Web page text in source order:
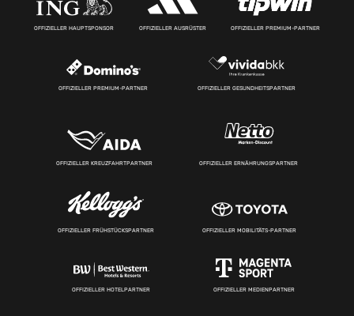
OFFIZIELLER HAUPTSPONSOR OFFIZIELLER AUSRÜSTER OFFIZIELLER PREMIUM-PARTNER
OFFIZIELLER PREMIUM-PARTNER OFFIZIELLER GESUNDHEITSPARTNER
OFFIZIELLER KREUZFAHRTPARTNER OFFIZIELLER ERNÄHRUNGSPARTNER
OFFIZIELLER FRÜHSTÜCKSPARTNER OFFIZIELLER MOBILITÄTS-PARTNER
OFFIZIELLER HOTELPARTNER OFFIZIELLER MEDIENPARTNER